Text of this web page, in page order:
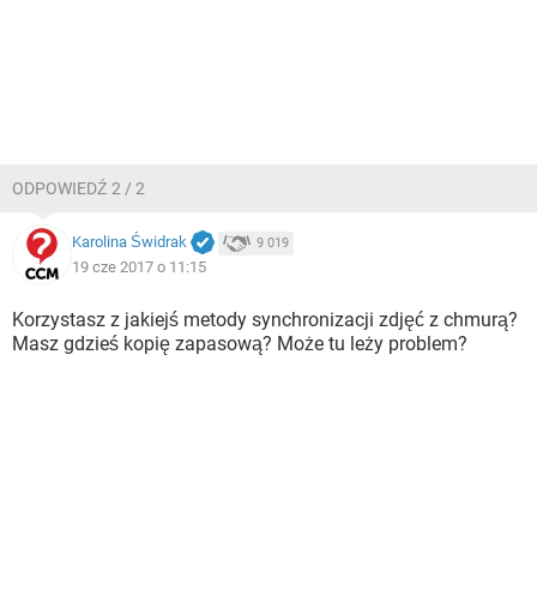
ODPOWIEDŹ 2 / 2
Karolina Świdrak 9 019
19 cze 2017 o 11:15
Korzystasz z jakiejś metody synchronizacji zdjęć z chmurą?
Masz gdzieś kopię zapasową? Może tu leży problem?